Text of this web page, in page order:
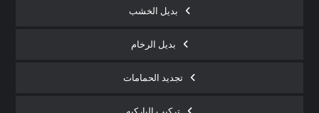
بديل الخشب
بديل الرخام
تجديد الحمامات